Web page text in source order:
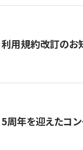
利用規約改訂のお
5周年を迎えたコン